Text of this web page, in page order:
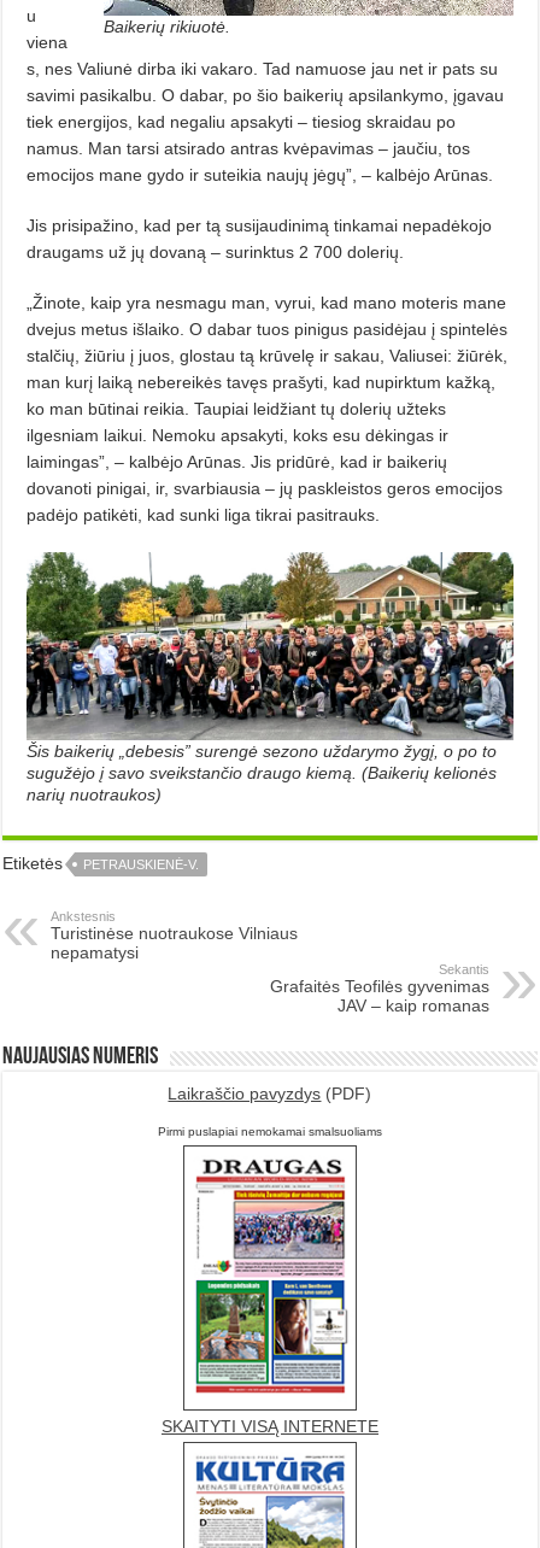
Baikerių rikiuotė.
u
viena
s, nes Valiunė dirba iki vakaro. Tad namuose jau net ir pats su
savimi pasikalbu. O dabar, po šio baikerių apsilankymo, įgavau
tiek energijos, kad negaliu apsakyti – tiesiog skraidau po
namus. Man tarsi atsirado antras kvėpavimas – jaučiu, tos
emocijos mane gydo ir suteikia naujų jėgų”, – kalbėjo Arūnas.
Jis prisipažino, kad per tą susijaudinimą tinkamai nepadėkojo
draugams už jų dovaną – surinktus 2 700 dolerių.
„Žinote, kaip yra nesmagu man, vyrui, kad mano moteris mane
dvejus metus išlaiko. O dabar tuos pinigus pasidėjau į spintelės
stalčių, žiūriu į juos, glostau tą krūvelę ir sakau, Valiusei: žiūrėk,
man kurį laiką nebereikės tavęs prašyti, kad nupirktum kažką,
ko man būtinai reikia. Taupiai leidžiant tų dolerių užteks
ilgesniam laikui. Nemoku apsakyti, koks esu dėkingas ir
laimingas”, – kalbėjo Arūnas. Jis pridūrė, kad ir baikerių
dovanoti pinigai, ir, svarbiausia – jų paskleistos geros emocijos
padėjo patikėti, kad sunki liga tikrai pasitrauks.
Šis baikerių „debesis” surengė sezono uždarymo žygį, o po to
sugužėjo į savo sveikstančio draugo kiemą. (Baikerių kelionės
narių nuotraukos)
Etiketės PETRAUSKIENĖ-V.
Ankstesnis
Turistinėse nuotraukose Vilniaus
nepamatysi
Sekantis
Grafaitės Teofilės gyvenimas
JAV – kaip romanas
Naujausias numeris
Laikraščio pavyzdys (PDF)
Pirmi puslapiai nemokamai smalsuoliams
SKAITYTI VISĄ INTERNETE